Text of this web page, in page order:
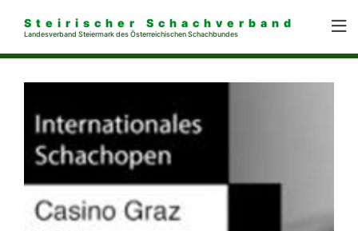
Steirischer Schachverband
Landesverband Steiermark des Österreichischen Schachbundes